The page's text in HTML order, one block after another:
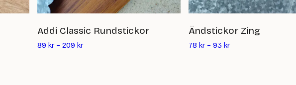
Addi Classic Rundstickor
89 kr – 209 kr
Ändstickor Zing
78 kr – 93 kr